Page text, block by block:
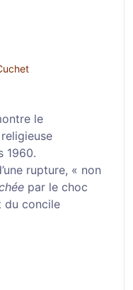
le
1960.
rupture, « non
par le choc
du concile